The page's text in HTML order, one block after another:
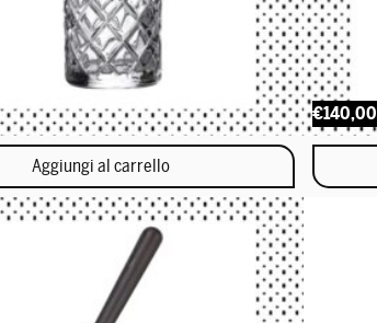
Aggiungi al carrello
€140,00